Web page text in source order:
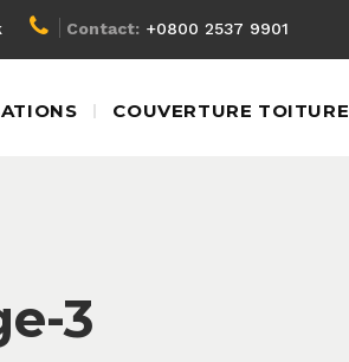
Contact: +0800 2537 9901
COUVERTURE TOITURE
3